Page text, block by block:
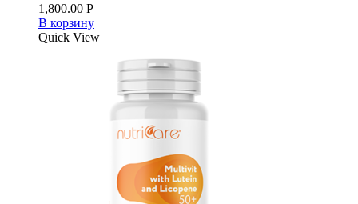
1,800.00 Р
В корзину
Quick View